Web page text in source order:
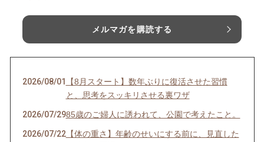
メルマガを購読する
2026/08/01
【8月スタート】数年ぶりに復活させた習慣
と、思考をスッキリさせる裏ワザ
2026/07/2985歳のご婦人に誘われて、公園で考えたこと。
2026/07/22【体の重さ】年齢のせいにする前に、見直した